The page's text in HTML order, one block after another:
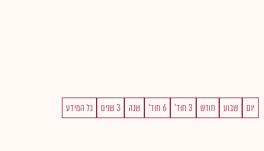
יום שבוע חודש 3 חוד' 6 חוד' שנה 3 שנים כל המידע